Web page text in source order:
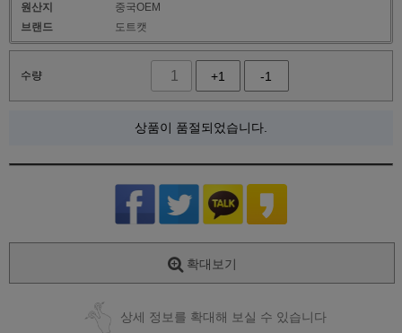
원산지
중국OEM
브랜드
도트캣
수량 +1 -1
상품이 품절되었습니다.
확대보기
상세 정보를 확대해 보실 수 있습니다